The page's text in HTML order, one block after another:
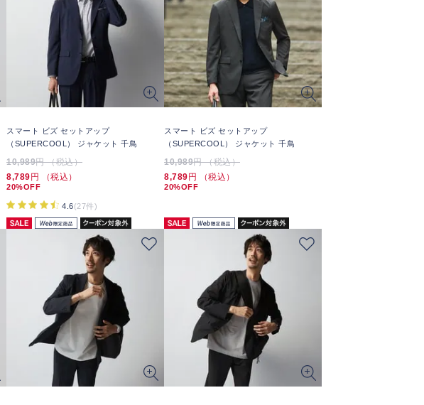
スマート ビズ セットアップ
（SUPERCOOL） ジャケット 千鳥
10,989円 （税込）
8,789 円 （税込）
20%OFF
4.6(27件)
スマート ビズ セットアップ
（SUPERCOOL） ジャケット 千鳥
10,989円 （税込）
8,789 円 （税込）
20%OFF